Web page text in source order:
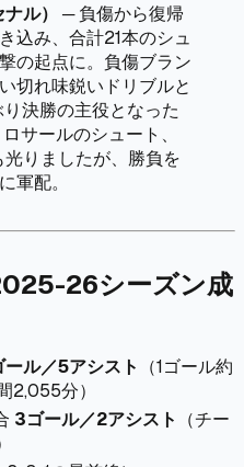
ル）
─ 負傷から復帰
込み、合計21本のシュ
の起点に。負傷ブラン
切れ味鋭いドリブルと
決勝の主役となった
サールのシュート、
りましたが、勝負を
軍配。
26シーズン成
ール／5アシスト
（1ゴール約
2,055分）
3ゴール／2アシスト
（チー